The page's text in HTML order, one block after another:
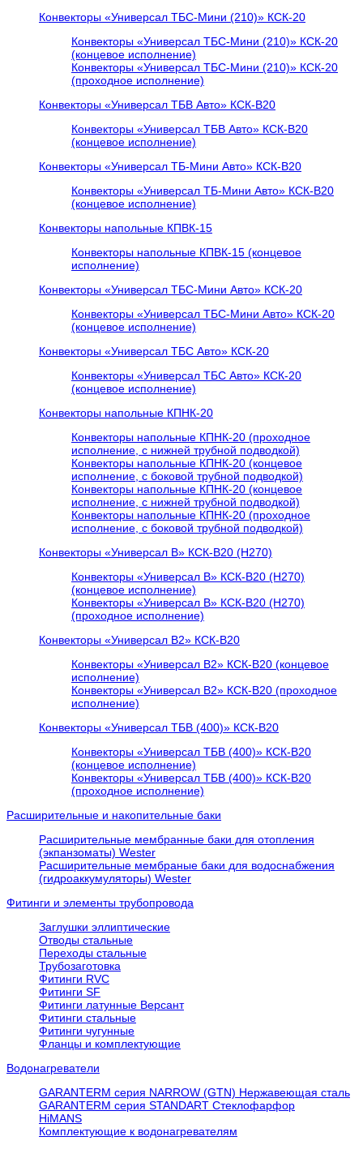
Конвекторы «Универсал ТБС-Мини (210)» КСК-20
Конвекторы «Универсал ТБС-Мини (210)» КСК-20
(концевое исполнение)
Конвекторы «Универсал ТБС-Мини (210)» КСК-20
(проходное исполнение)
Конвекторы «Универсал ТБВ Авто» КСК-В20
Конвекторы «Универсал ТБВ Авто» КСК-В20
(концевое исполнение)
Конвекторы «Универсал ТБ-Мини Авто» КСК-В20
Конвекторы «Универсал ТБ-Мини Авто» КСК-В20
(концевое исполнение)
Конвекторы напольные КПВК-15
Конвекторы напольные КПВК-15 (концевое
исполнение)
Конвекторы «Универсал ТБC-Мини Авто» КСК-20
Конвекторы «Универсал ТБC-Мини Авто» КСК-20
(концевое исполнение)
Конвекторы «Универсал ТБC Авто» КСК-20
Конвекторы «Универсал ТБC Авто» КСК-20
(концевое исполнение)
Конвекторы напольные КПНК-20
Конвекторы напольные КПНК-20 (проходное
исполнение, с нижней трубной подводкой)
Конвекторы напольные КПНК-20 (концевое
исполнение, с боковой трубной подводкой)
Конвекторы напольные КПНК-20 (концевое
исполнение, с нижней трубной подводкой)
Конвекторы напольные КПНК-20 (проходное
исполнение, с боковой трубной подводкой)
Конвекторы «Универсал В» КСК-В20 (H270)
Конвекторы «Универсал В» КСК-В20 (H270)
(концевое исполнение)
Конвекторы «Универсал В» КСК-В20 (H270)
(проходное исполнение)
Конвекторы «Универсал В2» КСК-В20
Конвекторы «Универсал В2» КСК-В20 (концевое
исполнение)
Конвекторы «Универсал В2» КСК-В20 (проходное
исполнение)
Конвекторы «Универсал ТБВ (400)» КСК-В20
Конвекторы «Универсал ТБВ (400)» КСК-В20
(концевое исполнение)
Конвекторы «Универсал ТБВ (400)» КСК-В20
(проходное исполнение)
Расширительные и накопительные баки
Расширительные мембранные баки для отопления
(экпанзоматы) Wester
Расширительные мембраные баки для водоснабжения
(гидроаккумуляторы) Wester
Фитинги и элементы трубопровода
Заглушки эллиптические
Отводы стальные
Переходы стальные
Трубозаготовка
Фитинги RVC
Фитинги SF
Фитинги латунные Версант
Фитинги стальные
Фитинги чугунные
Фланцы и комплектующие
Водонагреватели
GARANTERM серия NARROW (GTN) Нержавеющая сталь
GARANTERM серия STANDART Стеклофарфор
HiMANS
Комплектующие к водонагревателям